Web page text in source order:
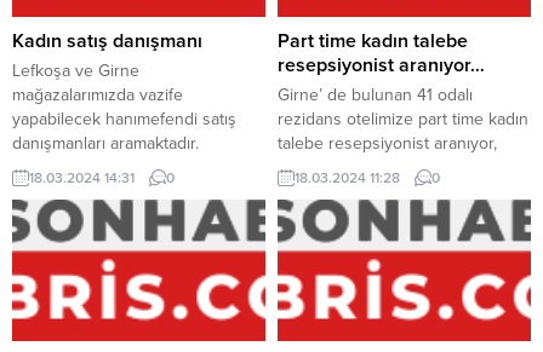
Başvurularınızı 0548 870 22
44 nolu telefon numarasına
yada adresimize göndererek
yapabilirsiniz.
Kadın satış danışmanı
Lefkoşa ve Girne
mağazalarımızda vazife
yapabilecek hanımefendi satış
danışmanları aramaktadır.
18.03.2024 14:31 0
Part time kadın talebe
resepsiyonist aranıyor…
Girne’ de bulunan 41 odalı
rezidans otelimize part time kadın
talebe resepsiyonist aranıyor,
İngilizce bilmesi avantaj sağlar,
Resimli özgeçmişiniz ile bu
numaraya müracaat
yapabilirsiniz… 0 548 843 90 60
18.03.2024 11:28 0